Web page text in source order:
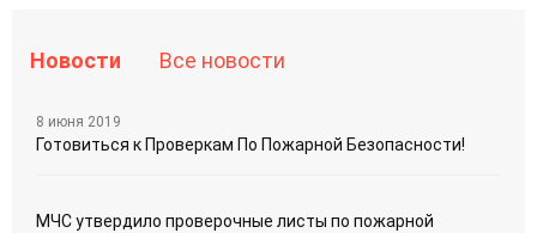
Новости Все новости
8 июня 2019
Готовиться к Проверкам По Пожарной Безопасности!
МЧС утвердило проверочные листы по пожарной